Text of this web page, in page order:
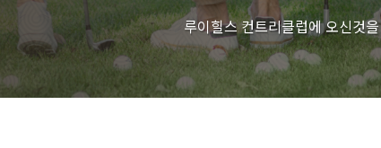
루이힐스 컨트리클럽에 오신것